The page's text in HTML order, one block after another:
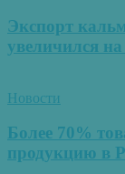
Экспорт
увеличился
Новости
Более 70%
продукцию в